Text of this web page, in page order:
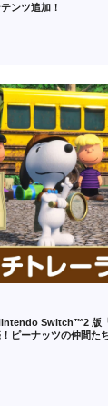
ンツ追加！
Switch™2 版『
ピーナッツの仲間た